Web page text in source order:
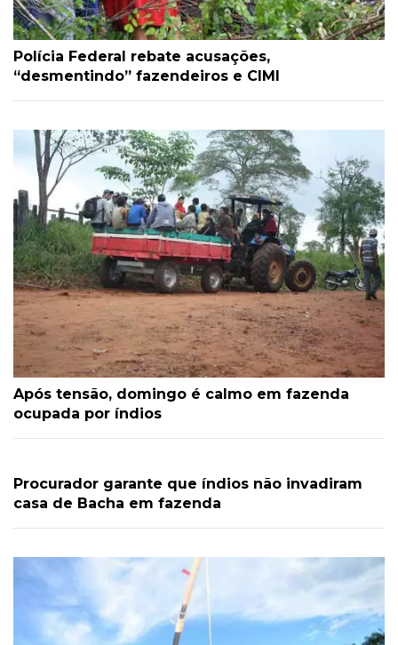
Polícia Federal rebate acusações,
“desmentindo” fazendeiros e CIMI
Após tensão, domingo é calmo em fazenda
ocupada por índios
Procurador garante que índios não invadiram
casa de Bacha em fazenda